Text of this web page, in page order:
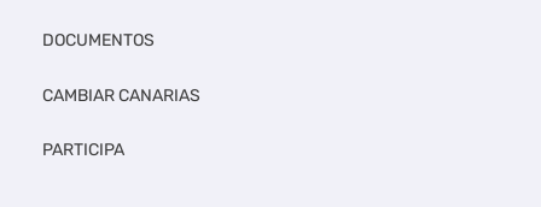
DOCUMENTOS
CAMBIAR CANARIAS
PARTICIPA